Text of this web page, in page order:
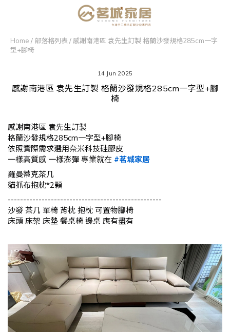
Home / 部落格列表 / 感謝南港區 袁先生訂製 格蘭沙發規格285cm一字
型+腳椅
14 Jun 2025
感謝南港區 袁先生訂製 格蘭沙發規格285cm一字型+腳
椅
感謝南港區 袁先生訂製
格蘭沙發規格285cm一字型+腳椅
依照實際需求選用奈米科技硅膠皮
一樣高質感 一樣澎彈 專業就在 #茗城家居
羅曼蒂克茶几
貓抓布抱枕*2顆
--------------------------------------------------
沙發 茶几 單椅 背枕 抱枕 可置物腳椅
床頭 床架 床墊 餐桌椅 邊桌 應有盡有